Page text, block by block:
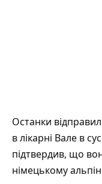
Останки
в лікарні Вале в
підтвердив, що
німецькому